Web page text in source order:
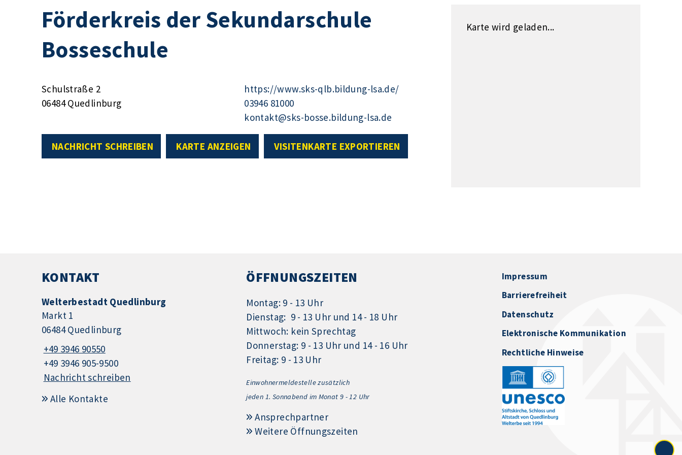
Förderkreis der Sekundarschule
Bosseschule
Schulstraße 2
06484 Quedlinburg
https://www.sks-qlb.bildung-lsa.de/
03946 81000
kontakt@sks-bosse.bildung-lsa.de
NACHRICHT SCHREIBEN KARTE ANZEIGEN VISITENKARTE EXPORTIEREN
Karte wird geladen...
KONTAKT
Welterbestadt Quedlinburg
Markt 1
06484 Quedlinburg
+49 3946 90550
+49 3946 905-9500
Nachricht schreiben
Alle Kontakte
ÖFFNUNGSZEITEN
Montag: 9 - 13 Uhr
Dienstag: 9 - 13 Uhr und 14 - 18 Uhr
Mittwoch: kein Sprechtag
Donnerstag: 9 - 13 Uhr und 14 - 16 Uhr
Freitag: 9 - 13 Uhr
Einwohnermeldestelle zusätzlich
jeden 1. Sonnabend im Monat 9 - 12 Uhr
Ansprechpartner
Weitere Öffnungszeiten
Impressum
Barrierefreiheit
Datenschutz
Elektronische Kommunikation
Rechtliche Hinweise